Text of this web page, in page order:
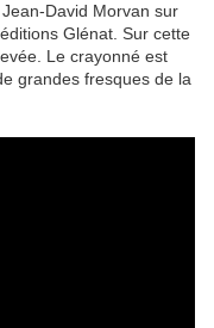
David Morvan sur
Glénat. Sur cette
Le crayonné est
grandes fresques de la